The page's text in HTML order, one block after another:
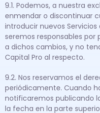
9.1. Podemos, a nuestra
enmendar o discontinuar
introducir nuevos
seremos responsables por
a dichos cambios, y no
Capital Pro al respecto.
9.2. Nos reservamos el
periódicamente. Cuando
notificaremos publicando
la fecha en la parte